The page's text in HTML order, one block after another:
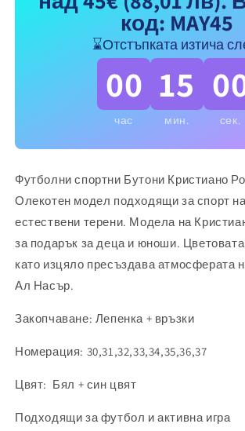
Стоножки
с
Лепенка
WHITE
CR7
код: MAY45
⌛Отстъпката изтича
00
час
15
мин. сек.
Футболни спортни Бутони Кристиано
Олекотен модел подходящи за спорт
естествени терени. Модела на
за подарък за деца и юноши.
като изцяло пресъздава атмосферата
Ал Насър.
Закопчаване: Лепенка + връзки
Номерация: 30,31,32,33,34,35,36,37
Цвят: Бял + син цвят
Подходящи за футбол и активна игра